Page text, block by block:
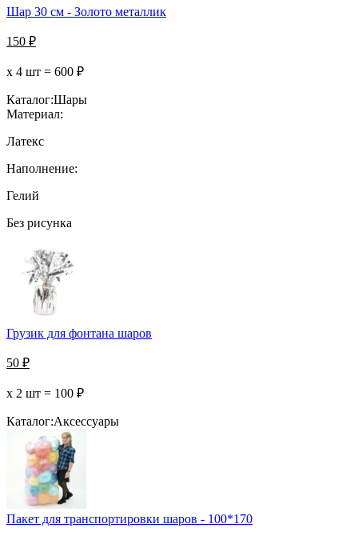
Шар 30 см - Золото металлик
150 ₽
х 4 шт = 600 ₽
Каталог:Шары
Материал:
Латекс
Наполнение:
Гелий
Без рисунка
Грузик для фонтана шаров
50 ₽
х 2 шт = 100 ₽
Каталог:Аксессуары
Пакет для транспортировки шаров - 100*170